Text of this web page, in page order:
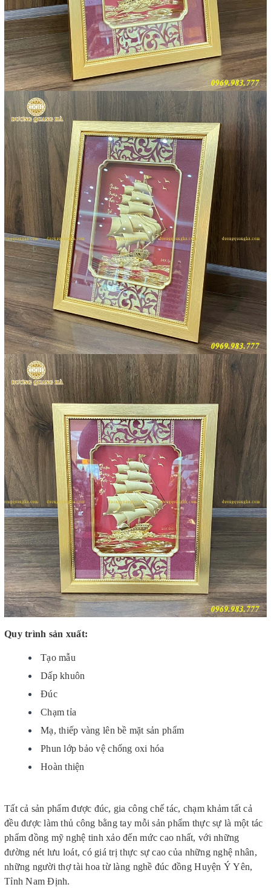
Quy trình sản xuất:
Tạo mẫu
Dấp khuôn
Đúc
Chạm tỉa
Mạ, thiếp vàng lên bề mặt sản phẩm
Phun lớp bảo vệ chống oxi hóa
Hoàn thiện
Tất cả sản phẩm được đúc, gia công chế tác, chạm khảm tất cả
đều được làm thủ công bằng tay mỗi sản phẩm thực sự là một tác
phẩm đồng mỹ nghệ tinh xảo đến mức cao nhất, với những
đường nét lưu loát, có giá trị thực sự cao của những nghệ nhân,
những người thợ tài hoa từ làng nghề đúc đồng Huyện Ý Yên,
Tỉnh Nam Định.